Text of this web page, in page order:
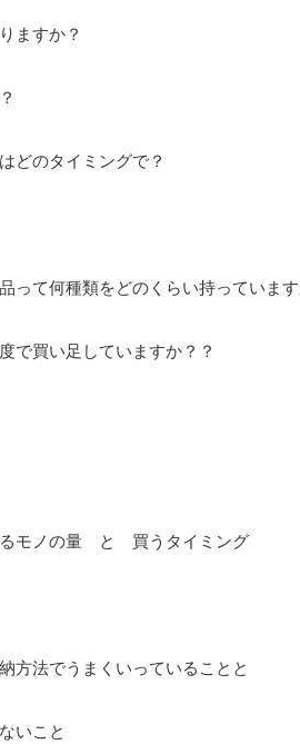
ますか？
どのタイミングで？
って何種類をどのくらい持っていま
で買い足していますか？？
るモノの量 と 買うタイミング
方法でうまくいっていることと
いこと